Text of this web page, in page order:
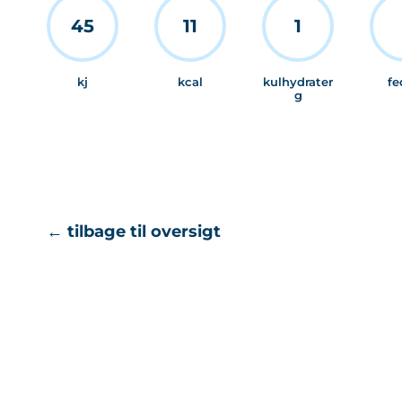
45
kj
11
kcal
1
kulhydrater
g
← tilbage til oversigt